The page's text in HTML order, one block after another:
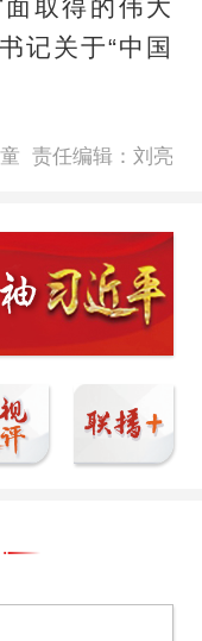
取得的伟大
记关于“中国
责任编辑：刘亮